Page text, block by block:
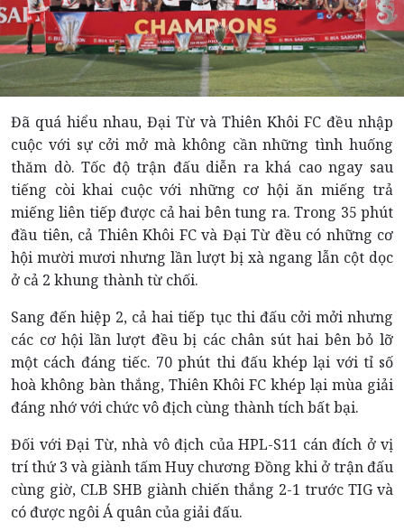
Đã quá hiểu nhau, Đại Từ và Thiên Khôi FC đều nhập
cuộc với sự cởi mở mà không cần những tình huống
thăm dò. Tốc độ trận đấu diễn ra khá cao ngay sau
tiếng còi khai cuộc với những cơ hội ăn miếng trả
miếng liên tiếp được cả hai bên tung ra. Trong 35 phút
đầu tiên, cả Thiên Khôi FC và Đại Từ đều có những cơ
hội mười mươi nhưng lần lượt bị xà ngang lẫn cột dọc
ở cả 2 khung thành từ chối.
Sang đến hiệp 2, cả hai tiếp tục thi đấu cởi mởi nhưng
các cơ hội lần lượt đều bị các chân sút hai bên bỏ lỡ
một cách đáng tiếc. 70 phút thi đấu khép lại với tỉ số
hoà không bàn thắng, Thiên Khôi FC khép lại mùa giải
đáng nhớ với chức vô địch cùng thành tích bất bại.
Đối với Đại Từ, nhà vô địch của HPL-S11 cán đích ở vị
trí thứ 3 và giành tấm Huy chương Đồng khi ở trận đấu
cùng giờ, CLB SHB giành chiến thắng 2-1 trước TIG và
có được ngôi Á quân của giải đấu.